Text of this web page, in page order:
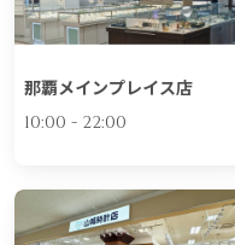
那覇メインプレイス店
10:00 - 22:00